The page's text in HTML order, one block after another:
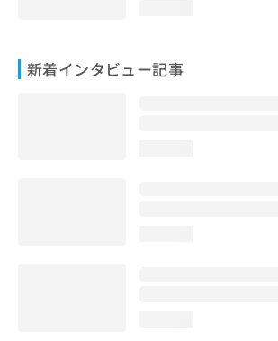
新着インタビュー記事